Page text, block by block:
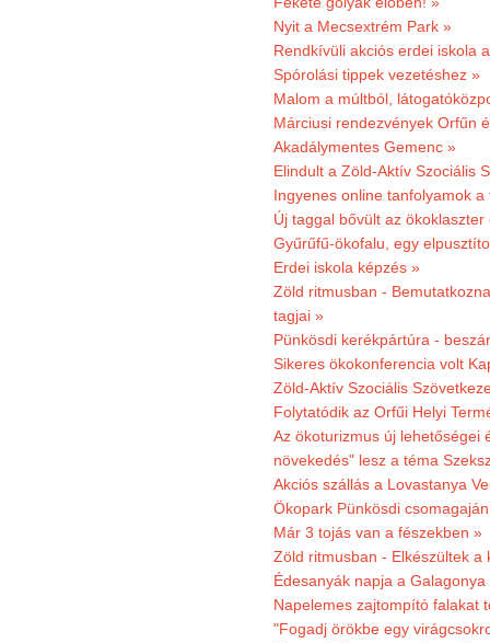
Nyit a Mecsextrém Park »
Rendkívüli akciós erdei iskola
Spórolási tippek vezetéshez »
Malom a múltból,
Márciusi rendezvények Orfűn
Akadálymentes Gemenc »
Elindult a Zöld-Aktív Szociális
Ingyenes online tanfolyamok
Új taggal bővült az ökoklaszter
Gyűrűfű-ökofalu, egy
Erdei iskola képzés »
Zöld ritmusban -
tagjai »
Pünkösdi kerékpártúra -
Sikeres ökokonferencia volt
Zöld-Aktív Szociális
Folytatódik az Orfűi Helyi
Az ökoturizmus új lehetőségei
növekedés" lesz a téma
Akciós szállás a Lovastanya
Ökopark Pünkösdi
Már 3 tojás van a fészekben »
Zöld ritmusban - Elkészültek
Édesanyák napja a
Napelemes zajtompító falakat
"Fogadj örökbe egy